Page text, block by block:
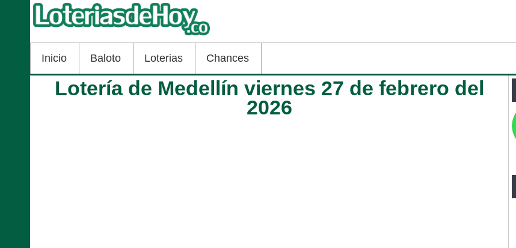
Inicio Baloto Loterias Chances
Lotería de Medellín viernes 27 de febrero del
2026